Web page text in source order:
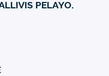
PELAYO.